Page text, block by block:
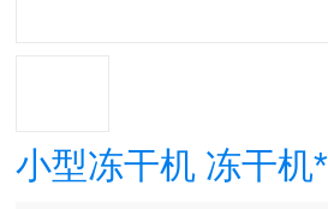
小型冻干机 冻干机*